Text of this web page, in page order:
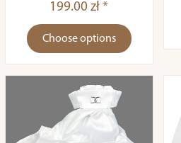
199.00 zł *
Choose options